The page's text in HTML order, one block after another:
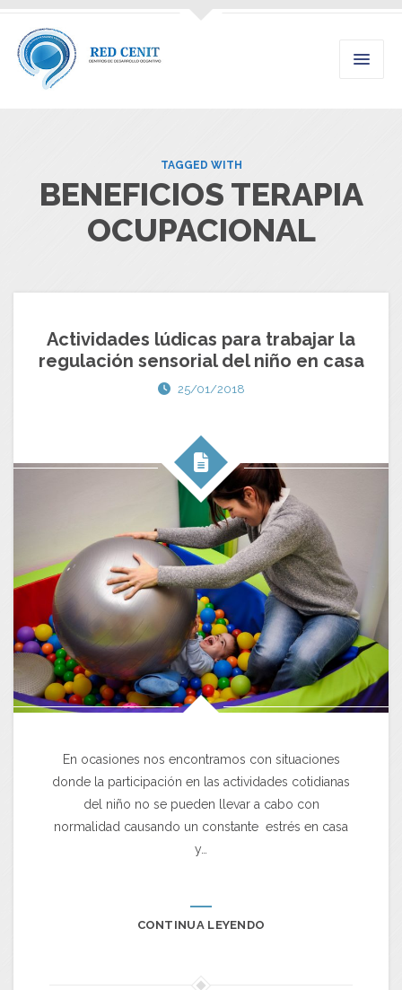
TAGGED WITH
BENEFICIOS TERAPIA
OCUPACIONAL
Actividades lúdicas para trabajar la
regulación sensorial del niño en casa
25/01/2018
En ocasiones nos encontramos con situaciones
donde la participación en las actividades cotidianas
del niño no se pueden llevar a cabo con
normalidad causando un constante estrés en casa
y…
CONTINUA LEYENDO